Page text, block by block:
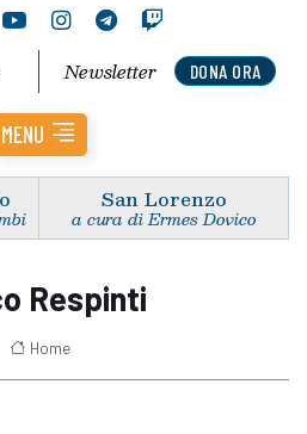
DONA ORA
Newsletter
MENU
San Lorenzo
a cura di Ermes Dovico
Respinti
Home